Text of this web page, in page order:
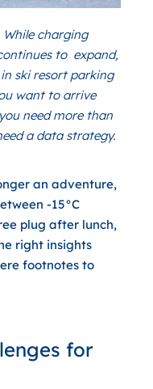
While charging
to expand,
ski resort parking
want to arrive
need more than
a data strategy.
an adventure,
-15°C
plug after lunch,
right insights
footnotes to
for